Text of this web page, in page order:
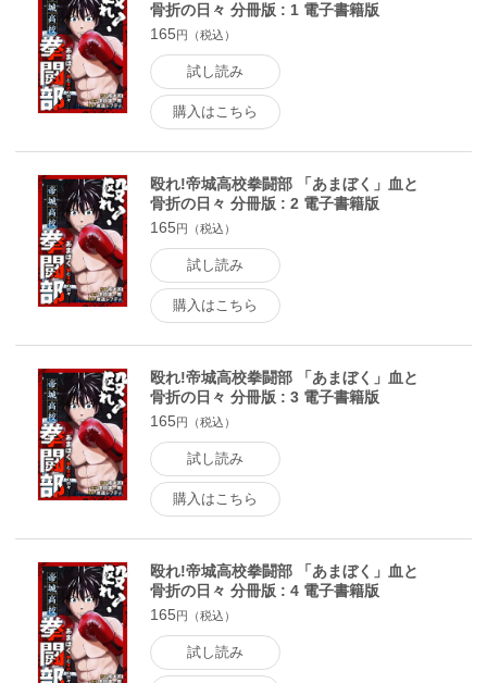
骨折の日々 分冊版 : 1 電子書籍版
165円（税込）
試し読み
購入はこちら
殴れ!帝城高校拳闘部 「あまぼく」血と
骨折の日々 分冊版 : 2 電子書籍版
165円（税込）
試し読み
購入はこちら
殴れ!帝城高校拳闘部 「あまぼく」血と
骨折の日々 分冊版 : 3 電子書籍版
165円（税込）
試し読み
購入はこちら
殴れ!帝城高校拳闘部 「あまぼく」血と
骨折の日々 分冊版 : 4 電子書籍版
165円（税込）
試し読み